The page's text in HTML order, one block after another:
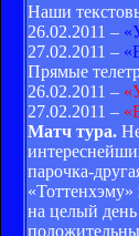
Наши
26.02.2011 –
27.02.2011 –
Прямые
26.02.2011 –
27.02.2011 –
Матч тура.
парочка-
на целый